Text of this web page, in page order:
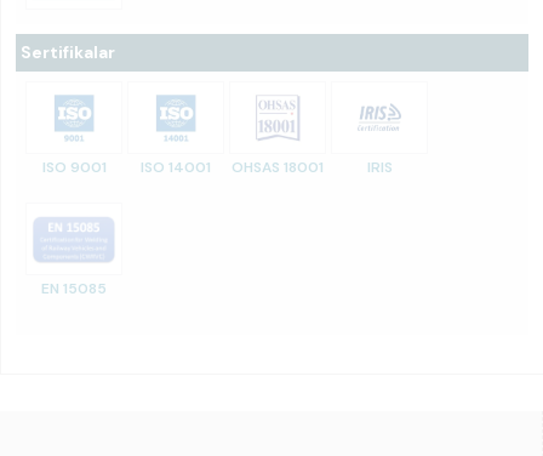
Sertifikalar
ISO 9001 ISO 14001 OHSAS 18001 IRIS
EN 15085